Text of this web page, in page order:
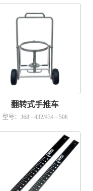
翻转式手推车
型号：368 - 432/434 - 508